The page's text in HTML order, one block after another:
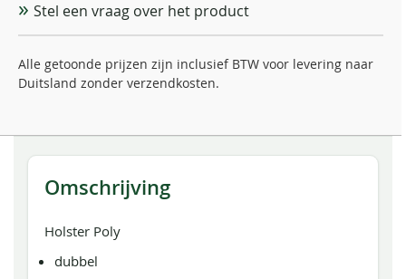
Stel een vraag over het product
Alle getoonde prijzen zijn inclusief BTW voor levering naar
Duitsland zonder verzendkosten.
Omschrijving
Holster Poly
dubbel